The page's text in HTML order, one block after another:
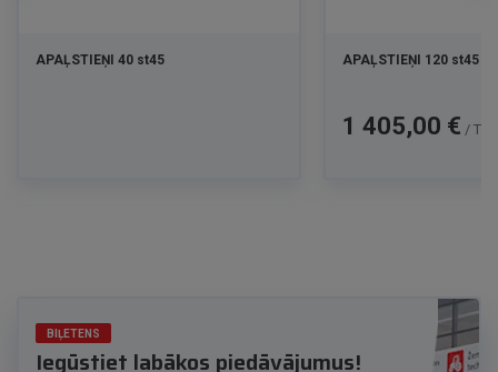
APAĻSTIEŅI 40 st45 APAĻSTIEŅI 120 st45
Cena
1 405,00 € / T
BIĻETENS
Iegūstiet labākos piedāvājumus!